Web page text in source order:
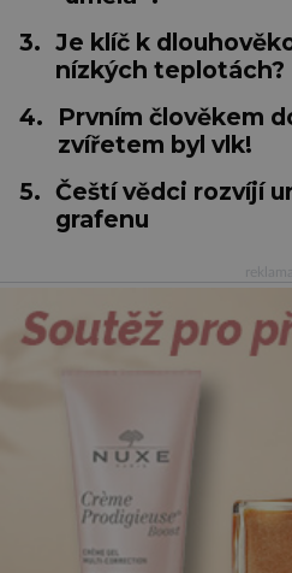
3. Je klíč k
nízkých teplotách?
4.
Prvním člověkem
zvířetem byl vlk!
5. Čeští vědci rozvíjí
grafenu